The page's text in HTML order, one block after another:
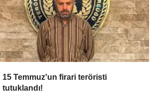
15 Temmuz'un firari teröristi
tutuklandı!